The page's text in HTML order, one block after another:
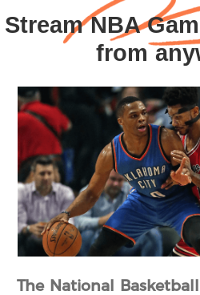
Stream NBA
from
The National